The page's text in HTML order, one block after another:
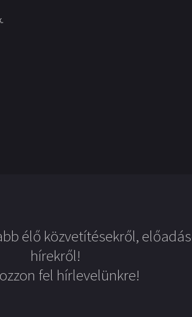
élő közvetítésekről,
hírekről!
fel hírlevelünkre!